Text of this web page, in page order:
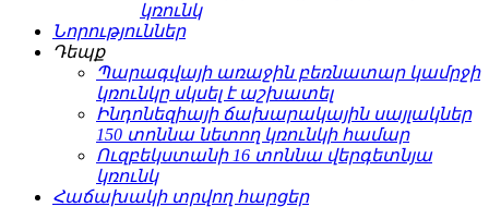
կռունկ
Նորություններ
Դեպք
Պարագվայի առաջին բեռնատար կամրջի
կռունկը սկսել է աշխատել
Ինդոնեզիայի ճախարակային սայլակներ
150 տոննա նետող կռունկի համար
Ուզբեկստանի 16 տոննա վերգետնյա
կռունկ
Հաճախակի տրվող հարցեր